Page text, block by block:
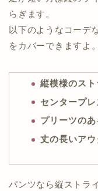
らぎます。
以下のようなコーデ
をカバーできますよ。
縦模様のス
センタープ
プリーツのあ
丈の長いア
パンツなら縦ストラ